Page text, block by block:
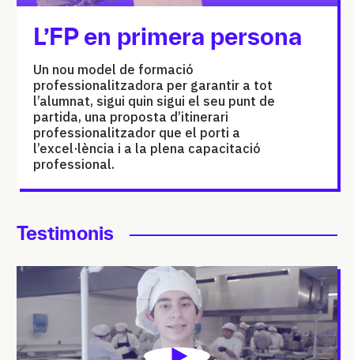
L’FP en primera persona
Un nou model de formació
professionalitzadora per garantir a tot
l’alumnat, sigui quin sigui el seu punt de
partida, una proposta d’itinerari
professionalitzador que el porti a
l’excel·lència i a la plena capacitació
professional.
Testimonis